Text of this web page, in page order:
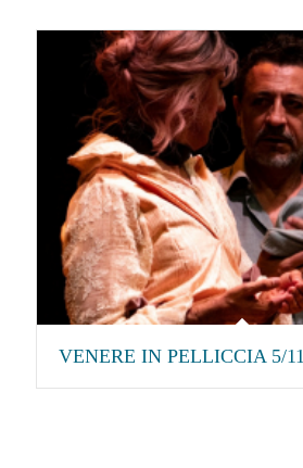
VENERE IN PELLICCIA 5/11